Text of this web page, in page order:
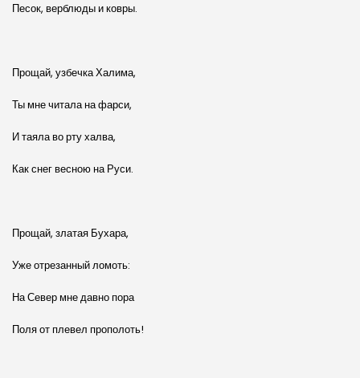
Песок, верблюды и ковры.
Прощай, узбечка Халима,
Ты мне читала на фарси,
И таяла во рту халва,
Как снег весною на Руси.
Прощай, златая Бухара,
Уже отрезанный ломоть:
На Север мне давно пора
Поля от плевел прополоть!